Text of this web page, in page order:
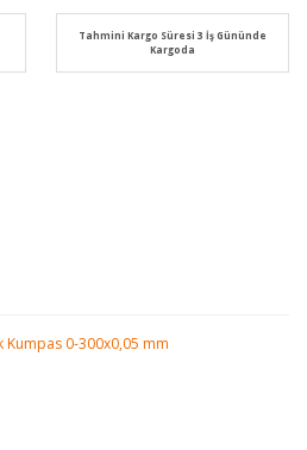
Tahmini Kargo Süresi 3 İş Gününde
Kargoda